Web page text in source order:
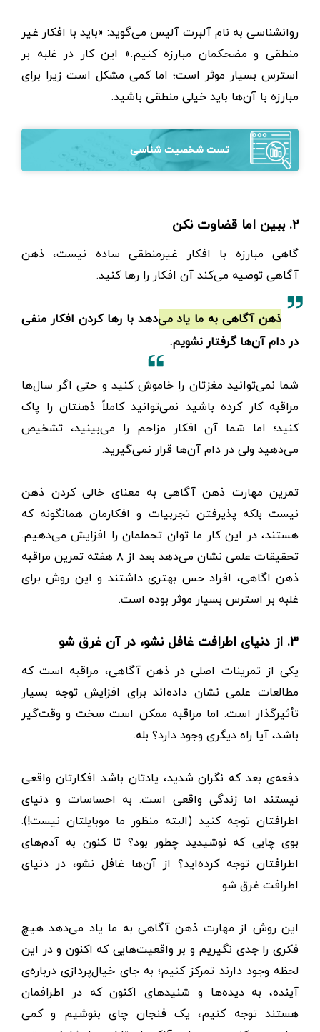
روانشناسی به نام آلبرت آلیس می‌گوید: «باید با افکار غیر
منطقی و مضحکمان مبارزه کنیم.» این کار در غلبه بر
استرس بسیار موثر است؛ اما کمی مشکل است زیرا برای
مبارزه با آن‌ها باید خیلی منطقی باشید.
تست شخصیت شناسی
۲. ببین اما قضاوت نکن
گاهی مبارزه با افکار غیرمنطقی ساده نیست، ذهن
آگاهی توصیه می‌کند آن افکار را رها کنید.
ذهن آگاهی به ما یاد می‌دهد با رها کردن افکار منفی
در دام آن‌ها گرفتار نشویم.
شما نمی‌توانید مغزتان را خاموش کنید و حتی اگر سال‌ها
مراقبه کار کرده باشید نمی‌توانید کاملاً ذهنتان را پاک
کنید؛ اما شما آن افکار مزاحم را می‌بینید، تشخیص
می‌دهید ولی در دام آن‌ها قرار نمی‌گیرید.
تمرین مهارت ذهن آگاهی به معنای خالی کردن ذهن
نیست بلکه پذیرفتن تجربیات و افکارمان همانگونه که
هستند، در این کار ما توان تحملمان را افزایش می‌دهیم.
تحقیقات علمی نشان می‌دهد بعد از ۸ هفته تمرین مراقبه
ذهن اگاهی، افراد حس بهتری داشتند و این روش برای
غلبه بر استرس بسیار موثر بوده است.
۳. از دنیای اطرافت غافل نشو، در آن‌ غرق شو
یکی از تمرینات اصلی در ذهن‌ آگاهی، مراقبه است که
مطالعات علمی نشان داده‌اند برای افزایش توجه بسیار
تأثیرگذار است. اما مراقبه ممکن است سخت و وقت‌گیر
باشد، آیا راه دیگری وجود دارد؟ بله.
دفعه‌ی بعد که نگران شدید، یادتان باشد افکارتان واقعی
نیستند اما زندگی واقعی است. به احساسات و دنیای
اطرافتان توجه کنید (البته منظور ما موبایلتان نیست!).
بوی چایی که نوشیدید چطور بود؟ تا کنون به آدم‌های
اطرافتان توجه کرده‌اید؟ از آن‌ها غافل نشو، در دنیای
اطرافت غرق شو.
این روش از مهارت ذهن‌ آگاهی به ما یاد می‌دهد هیچ
فکری را جدی نگیریم و بر واقعیت‌هایی که اکنون و در این
لحظه وجود دارند تمرکز کنیم؛ به جای خیال‌پردازی درباره‌ی
آینده، به دیده‌ها و شنیدهای اکنون که در اطرافمان
هستند توجه کنیم، یک فنجان چای بنوشیم و کمی